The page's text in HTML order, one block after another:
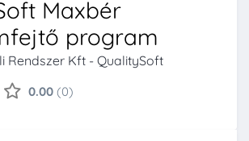
Maxbér
program
Rendszer Kft - QualitySoft
0.00 (0)